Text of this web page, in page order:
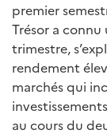
premier
Trésor a
trimestre,
rendement
marchés qui
au cours du